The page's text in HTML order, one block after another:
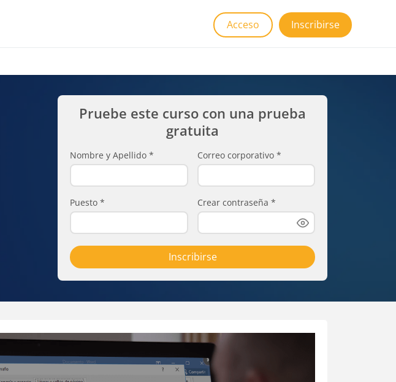
Acceso Inscribirse
Pruebe este curso con una prueba
gratuita
Nombre y Apellido * Correo corporativo *
Puesto * Crear contraseña *
Inscribirse